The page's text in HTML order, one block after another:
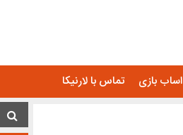
اساب بازی تماس با لارنیکا